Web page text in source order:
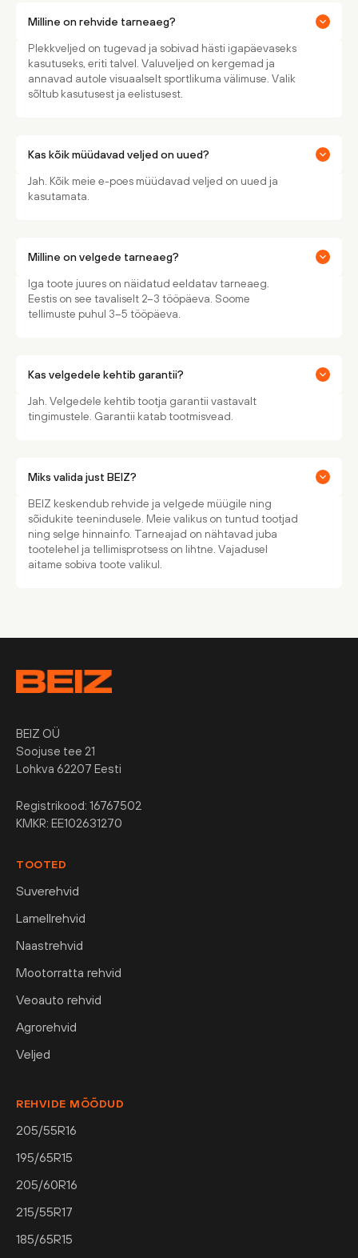
Milline on rehvide tarneaeg?
Plekkveljed on tugevad ja sobivad hästi igapäevaseks
kasutuseks, eriti talvel. Valuveljed on kergemad ja
annavad autole visuaalselt sportlikuma välimuse. Valik
sõltub kasutusest ja eelistusest.
Kas kõik müüdavad veljed on uued?
Jah. Kõik meie e-poes müüdavad veljed on uued ja
kasutamata.
Milline on velgede tarneaeg?
Iga toote juures on näidatud eeldatav tarneaeg.
Eestis on see tavaliselt 2–3 tööpäeva. Soome
tellimuste puhul 3–5 tööpäeva.
Kas velgedele kehtib garantii?
Jah. Velgedele kehtib tootja garantii vastavalt
tingimustele. Garantii katab tootmisvead.
Miks valida just BEIZ?
BEIZ keskendub rehvide ja velgede müügile ning
sõidukite teenindusele. Meie valikus on tuntud tootjad
ning selge hinnainfo. Tarneajad on nähtavad juba
tootelehel ja tellimisprotsess on lihtne. Vajadusel
aitame sobiva toote valikul.
BEIZ OÜ
Soojuse tee 21
Lohkva 62207 Eesti
Registrikood: 16767502
KMKR: EE102631270
TOOTED
Suverehvid
Lamellrehvid
Naastrehvid
Mootorratta rehvid
Veoauto rehvid
Agrorehvid
Veljed
REHVIDE MÕÕDUD
205/55R16
195/65R15
205/60R16
215/55R17
185/65R15